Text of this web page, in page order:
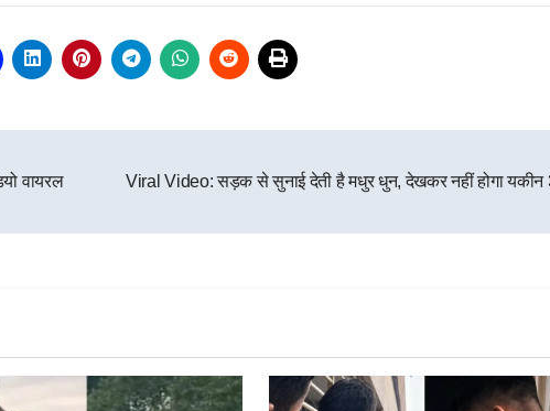
वायरल Viral Video: सड़क से सुनाई देती है मधुर धुन, देखकर नहीं होगा यकीन